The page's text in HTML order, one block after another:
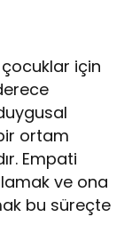
için
ortam
Empati
ve ona
bu süreçte